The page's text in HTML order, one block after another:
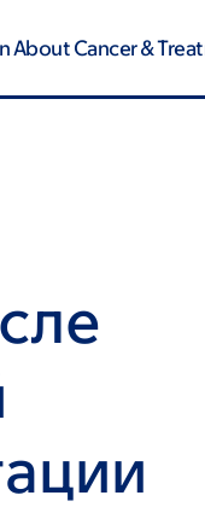
About Cancer &